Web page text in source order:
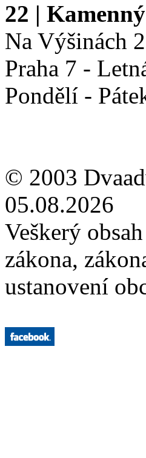
22 |
Na Výšinách
Praha 7 -
Pondělí -
© 2003
05.08.2026
Veškerý
zákona,
ustanovení